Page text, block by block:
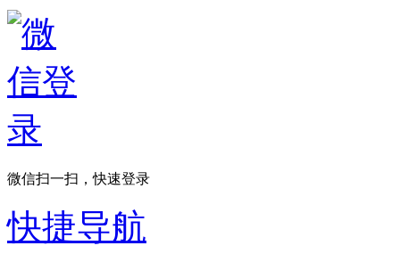
微信扫一扫，快速登录
快捷导航